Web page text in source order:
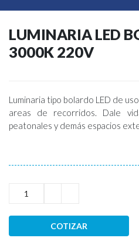
LUMINARIA LED
3000K 220V
Luminaria tipo bolardo LED de
areas de recorridos. Dale
peatonales y demás espacios
COTIZAR